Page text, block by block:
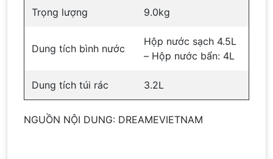
Trọng lượng 9.0kg
Dung tích bình nước
Hộp nước sạch 4.5L
– Hộp nước bẩn: 4L
Dung tích túi rác 3.2L
NGUỒN NỘI DUNG: DREAMEVIETNAM